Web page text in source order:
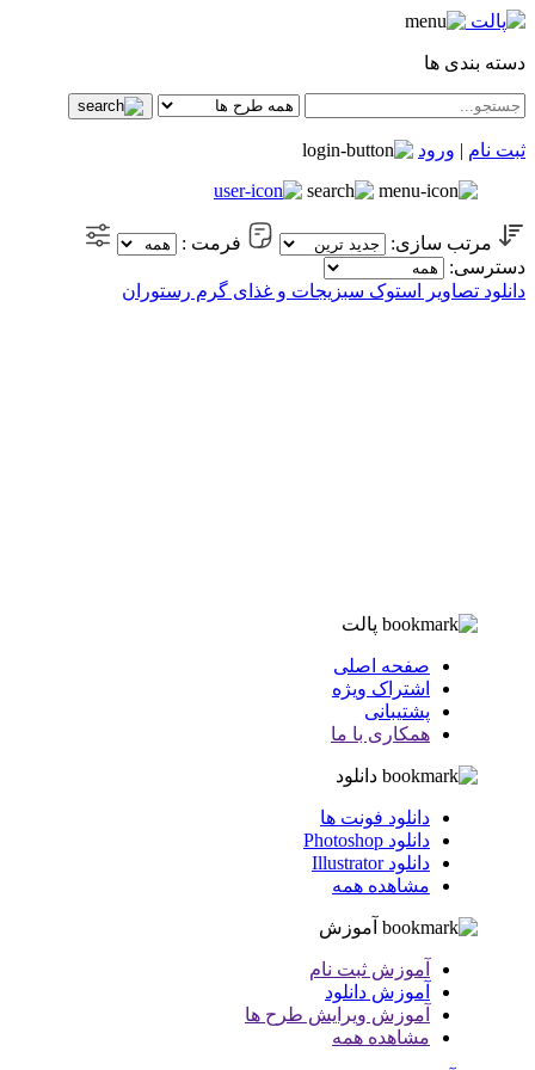
دسته بندی ها
ثبت نام | ورود
مرتب سازی:
فرمت :
دسترسی:
دانلود تصاویر استوک سبزیجات و غذای گرم رستوران
پالت
صفحه اصلی
اشتراک ویژه
پشتیبانی
همکاری با ما
دانلود
دانلود فونت ها
دانلود Photoshop
دانلود Illustrator
مشاهده همه
آموزش
آموزش ثبت نام
آموزش دانلود
آموزش ویرایش طرح ها
مشاهده همه